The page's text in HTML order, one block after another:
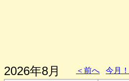
2026年8月 ＜前へ 今月！